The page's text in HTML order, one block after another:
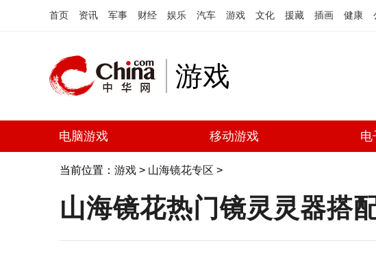
首页 资讯 军事 财经 娱乐 汽车 游戏 文化 援藏 插画 健康
游戏
电脑游戏 移动游戏 电
当前位置： 游戏 > 山海镜花专区 >
山海镜花热门镜灵灵器搭